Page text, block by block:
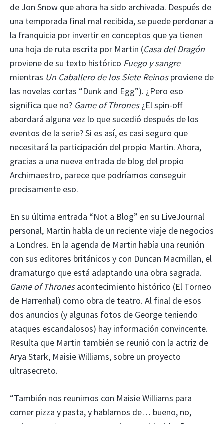
de Jon Snow que ahora ha sido archivada. Después de
una temporada final mal recibida, se puede perdonar a
la franquicia por invertir en conceptos que ya tienen
una hoja de ruta escrita por Martin (Casa del Dragón
proviene de su texto histórico Fuego y sangre
mientras Un Caballero de los Siete Reinosproviene de
las novelas cortas “Dunk and Egg”). ¿Pero eso
significa que no? Game of Thrones¿El spin-off
abordará alguna vez lo que sucedió después de los
eventos de la serie? Si es así, es casi seguro que
necesitará la participación del propio Martin. Ahora,
gracias a una nueva entrada de blog del propio
Archimaestro, parece que podríamos conseguir
precisamente eso.
En su última entrada “Not a Blog” en su LiveJournal
personal, Martin habla de un reciente viaje de negocios
a Londres. En la agenda de Martin había una reunión
con sus editores británicos y con Duncan Macmillan, el
dramaturgo que está adaptando una obra sagrada.
Game of Thronesacontecimiento histórico (El Torneo
de Harrenhal) como obra de teatro. Al final de esos
dos anuncios (y algunas fotos de George teniendo
ataques escandalosos) hay información convincente.
Resulta que Martin también se reunió con la actriz de
Arya Stark, Maisie Williams, sobre un proyecto
ultrasecreto.
“También nos reunimos con Maisie Williams para
comer pizza y pasta, y hablamos de… bueno, no,